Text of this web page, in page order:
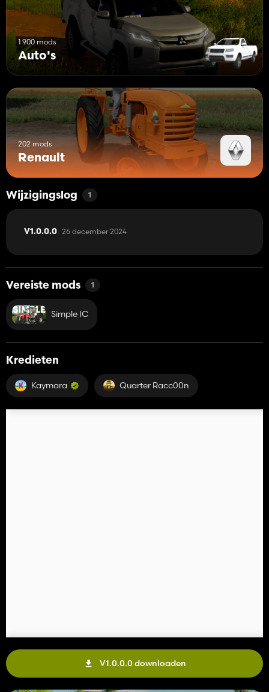
1 900 mods
Auto's
202 mods
Renault
Wijzigingslog 1
V1.0.0.0 26 december 2024
Vereiste mods 1
Simple IC
Kredieten
Kaymara Quarter Racc00n
V1.0.0.0 downloaden